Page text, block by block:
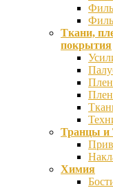
Ткани,
покрытия
Транцы и
Химия